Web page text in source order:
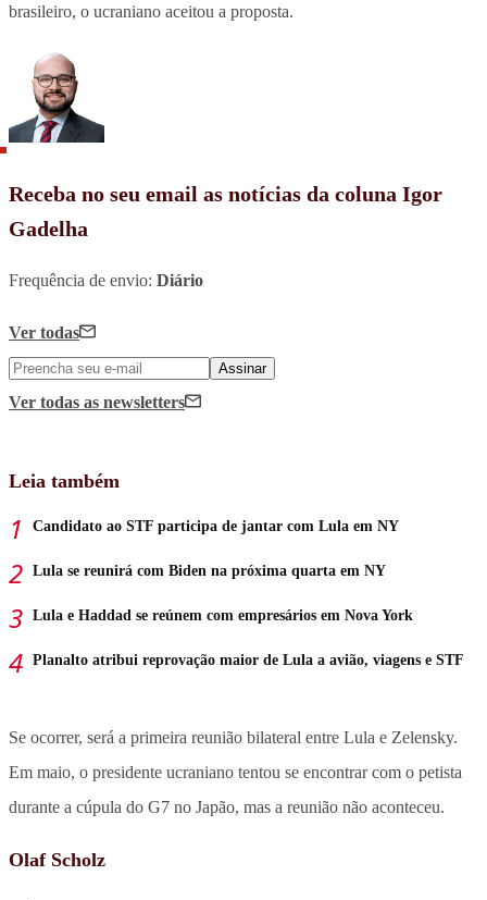
brasileiro, o ucraniano aceitou a proposta.
Receba no seu email as notícias da coluna Igor
Gadelha
Frequência de envio: Diário
Ver todas
Assinar
Ver todas as newsletters
Leia também
Candidato ao STF participa de jantar com Lula em NY
Lula se reunirá com Biden na próxima quarta em NY
Lula e Haddad se reúnem com empresários em Nova York
Planalto atribui reprovação maior de Lula a avião, viagens e STF
Se ocorrer, será a primeira reunião bilateral entre Lula e Zelensky.
Em maio, o presidente ucraniano tentou se encontrar com o petista
durante a cúpula do G7 no Japão, mas a reunião não aconteceu.
Olaf Scholz